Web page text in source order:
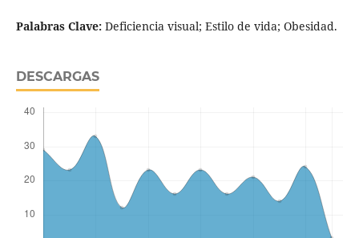
Palabras Clave:Deficiencia visual; Estilo de vida; Obesidad.
DESCARGAS